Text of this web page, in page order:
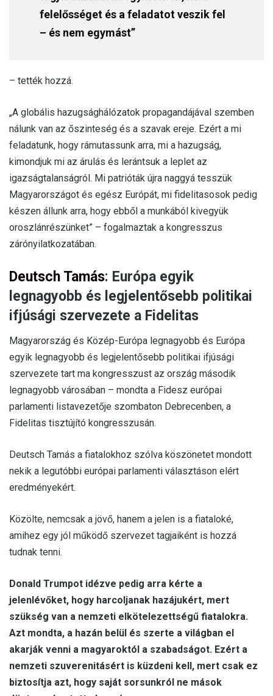
felelősséget és a feladatot veszik fel
– és nem egymást”
– tették hozzá.
„A globális hazugsághálózatok propagandájával szemben
nálunk van az őszinteség és a szavak ereje. Ezért a mi
feladatunk, hogy rámutassunk arra, mi a hazugság,
kimondjuk mi az árulás és lerántsuk a leplet az
igazságtalanságról. Mi patrióták újra naggyá tesszük
Magyarországot és egész Európát, mi fidelitasosok pedig
készen állunk arra, hogy ebből a munkából kivegyük
oroszlánrészünket” – fogalmaztak a kongresszus
zárónyilatkozatában.
Deutsch Tamás: Európa egyik
legnagyobb és legjelentősebb politikai
ifjúsági szervezete a Fidelitas
Magyarország és Közép-Európa legnagyobb és Európa
egyik legnagyobb és legjelentősebb politikai ifjúsági
szervezete tart ma kongresszust az ország második
legnagyobb városában – mondta a Fidesz európai
parlamenti listavezetője szombaton Debrecenben, a
Fidelitas tisztújító kongresszusán.
Deutsch Tamás a fiatalokhoz szólva köszönetet mondott
nekik a legutóbbi európai parlamenti választáson elért
eredményekért.
Közölte, nemcsak a jövő, hanem a jelen is a fiataloké,
amihez egy jól működő szervezet tagjaiként is hozzá
tudnak tenni.
Donald Trumpot idézve pedig arra kérte a
jelenlévőket, hogy harcoljanak hazájukért, mert
szükség van a nemzeti elkötelezettségű fiatalokra.
Azt mondta, a hazán belül és szerte a világban el
akarják venni a magyaroktól a szabadságot. Ezért a
nemzeti szuverenitásért is küzdeni kell, mert csak ez
biztosítja azt, hogy saját sorsunkról ne mások